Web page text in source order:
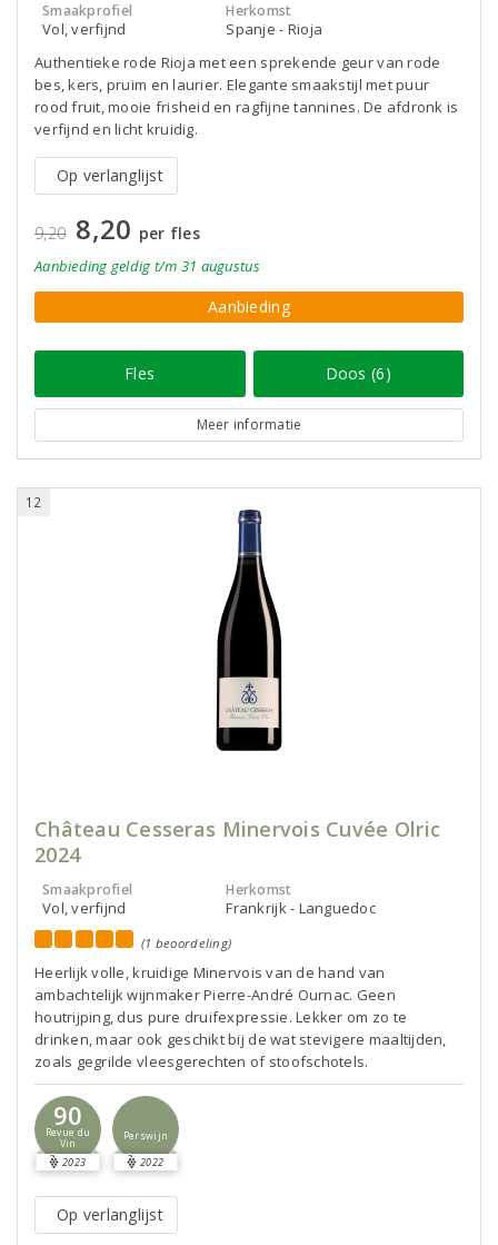
Smaakprofiel
Vol, verfijnd
Herkomst
Spanje - Rioja
Authentieke rode Rioja met een sprekende geur van rode
bes, kers, pruim en laurier. Elegante smaakstijl met puur
rood fruit, mooie frisheid en ragfijne tannines. De afdronk is
verfijnd en licht kruidig.
Op verlanglijst
9,20 8,20 per fles
Aanbieding geldig t/m 31 augustus
Aanbieding
Fles Doos (6)
Meer informatie
12
Château Cesseras Minervois Cuvée Olric
2024
Smaakprofiel
Vol, verfijnd
Herkomst
Frankrijk - Languedoc
(1 beoordeling)
Heerlijk volle, kruidige Minervois van de hand van
ambachtelijk wijnmaker Pierre-André Ournac. Geen
houtrijping, dus pure druifexpressie. Lekker om zo te
drinken, maar ook geschikt bij de wat stevigere maaltijden,
zoals gegrilde vleesgerechten of stoofschotels.
90
Revue du
Vin
2023
Perswijn
2022
Op verlanglijst